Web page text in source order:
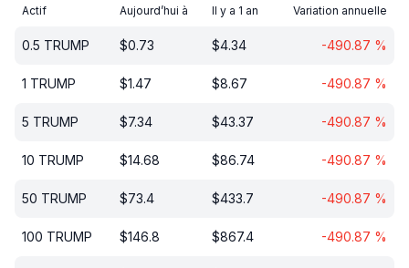
Actif Aujourd’hui à Il y a 1 an Variation annuelle
0.5 TRUMP $0.73 $4.34 -490.87 %
1 TRUMP $1.47 $8.67 -490.87 %
5 TRUMP $7.34 $43.37 -490.87 %
10 TRUMP $14.68 $86.74 -490.87 %
50 TRUMP $73.4 $433.7 -490.87 %
100 TRUMP $146.8 $867.4 -490.87 %